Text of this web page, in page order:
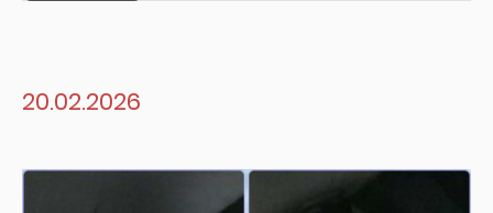
20.02.2026